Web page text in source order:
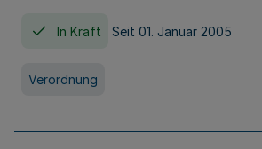
In Kraft Seit 01. Januar 2005
Verordnung